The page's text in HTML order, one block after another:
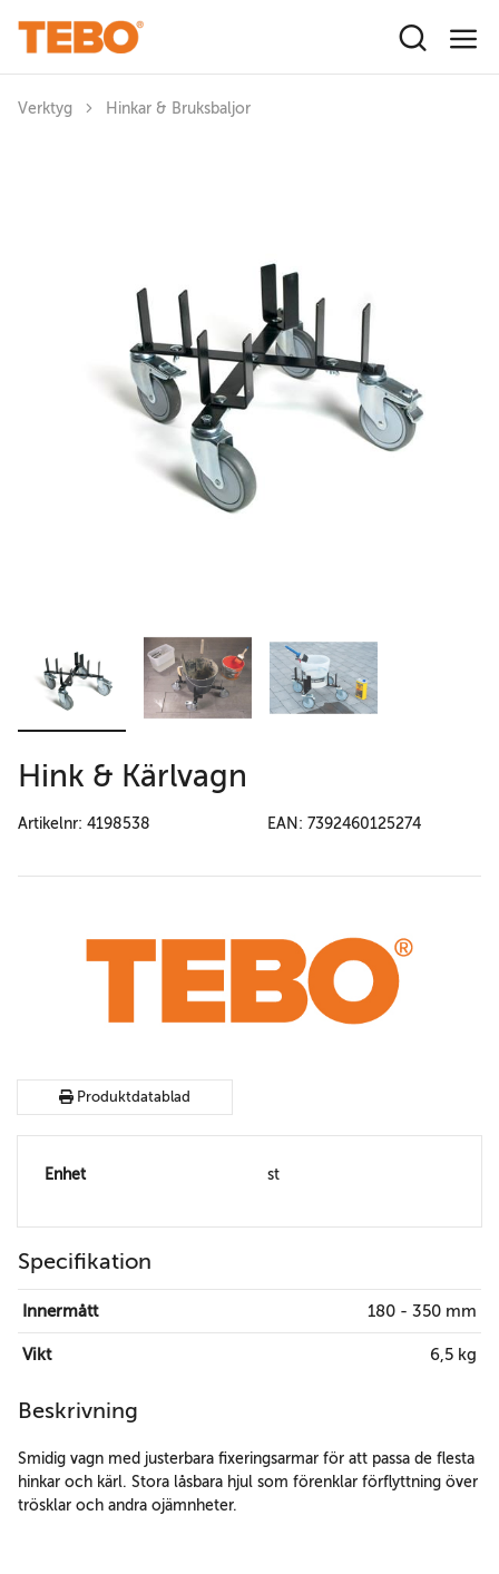
Verktyg Hinkar & Bruksbaljor
Hink & Kärlvagn
Artikelnr: 4198538 EAN: 7392460125274
Produktdatablad
Enhet st
Specifikation
Innermått 180 - 350 mm
Vikt 6,5 kg
Beskrivning
Smidig vagn med justerbara fixeringsarmar för att passa de flesta
hinkar och kärl. Stora låsbara hjul som förenklar förflyttning över
trösklar och andra ojämnheter.